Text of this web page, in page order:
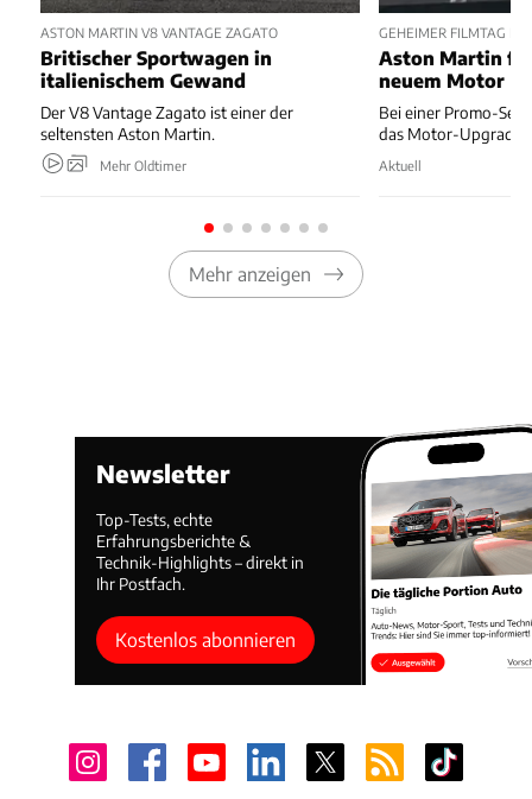
ASTON MARTIN V8 VANTAGE ZAGATO
Britischer Sportwagen in
italienischem Gewand
Der V8 Vantage Zagato ist einer der
seltensten Aston Martin.
Mehr Oldtimer
GEHEIMER FILMTAG IN
Aston Martin
neuem Motor
Bei einer Promo-
das Motor-Upgrade
Aktuell
Mehr anzeigen
Newsletter
Top-Tests, echte
Erfahrungsberichte &
Technik-Highlights – direkt in
Ihr Postfach.
Kostenlos abonnieren